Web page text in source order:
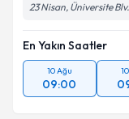
23 Nisan, Üniversite
En Yakın Saatler
10 Ağu
09:00